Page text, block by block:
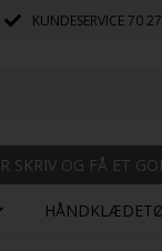
KUNDESERVICE70
SKRIV OG FÅ ET